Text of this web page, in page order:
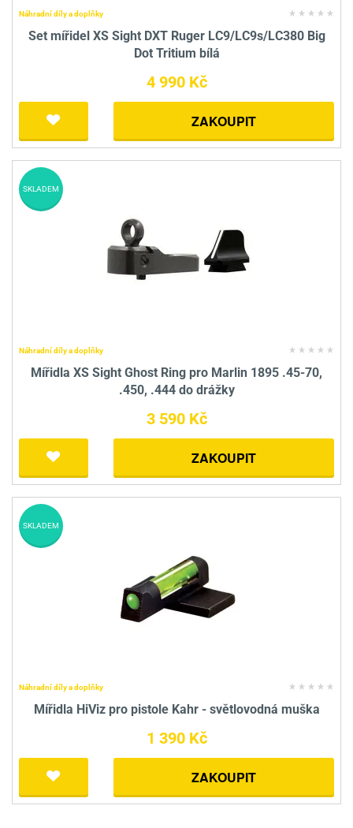
Náhradní díly a doplňky
Set mířidel XS Sight DXT Ruger LC9/LC9s/LC380 Big
Dot Tritium bílá
4 990 Kč
ZAKOUPIT
Náhradní díly a doplňky
Mířidla XS Sight Ghost Ring pro Marlin 1895 .45-70,
.450, .444 do drážky
3 590 Kč
ZAKOUPIT
SKLADEM
Náhradní díly a doplňky
Mířidla HiViz pro pistole Kahr - světlovodná muška
1 390 Kč
ZAKOUPIT
SKLADEM